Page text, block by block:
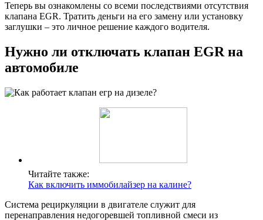
Теперь вы ознакомлены со всеми последствиями отсутствия
клапана EGR. Тратить деньги на его замену или установку
заглушки – это личное решение каждого водителя.
Нужно ли отключать клапан EGR на
автомобиле
Читайте также:
Как включить иммобилайзер на калине?
Система рециркуляции в двигателе служит для
перенаправления недогоревшей топливной смеси из